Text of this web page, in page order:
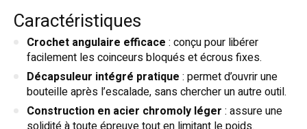
Caractéristiques
Crochet angulaire efficace : conçu pour libérer
facilement les coinceurs bloqués et écrous fixes.
Décapsuleur intégré pratique : permet d’ouvrir une
bouteille après l’escalade, sans chercher un autre outil.
Construction en acier chromoly léger : assure une